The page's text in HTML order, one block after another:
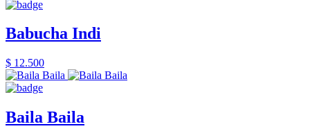
Babucha Indi
$ 12.500
Baila Baila